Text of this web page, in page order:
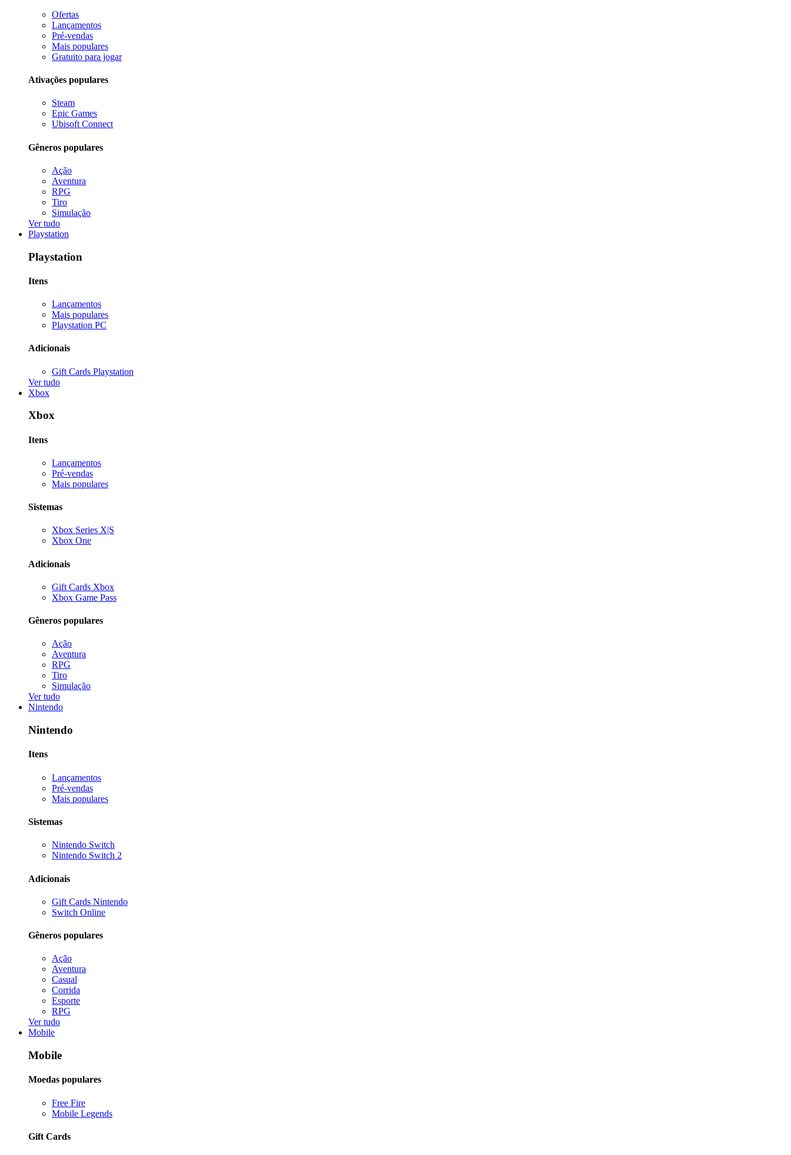
Ofertas
Lançamentos
Pré-vendas
Mais populares
Gratuito para jogar
Ativações populares
Steam
Epic Games
Ubisoft Connect
Gêneros populares
Ação
Aventura
RPG
Tiro
Simulação
Ver tudo
Playstation
Playstation
Itens
Lançamentos
Mais populares
Playstation PC
Adicionais
Gift Cards Playstation
Ver tudo
Xbox
Xbox
Itens
Lançamentos
Pré-vendas
Mais populares
Sistemas
Xbox Series X|S
Xbox One
Adicionais
Gift Cards Xbox
Xbox Game Pass
Gêneros populares
Ação
Aventura
RPG
Tiro
Simulação
Ver tudo
Nintendo
Nintendo
Itens
Lançamentos
Pré-vendas
Mais populares
Sistemas
Nintendo Switch
Nintendo Switch 2
Adicionais
Gift Cards Nintendo
Switch Online
Gêneros populares
Ação
Aventura
Casual
Corrida
Esporte
RPG
Ver tudo
Mobile
Mobile
Moedas populares
Free Fire
Mobile Legends
Gift Cards